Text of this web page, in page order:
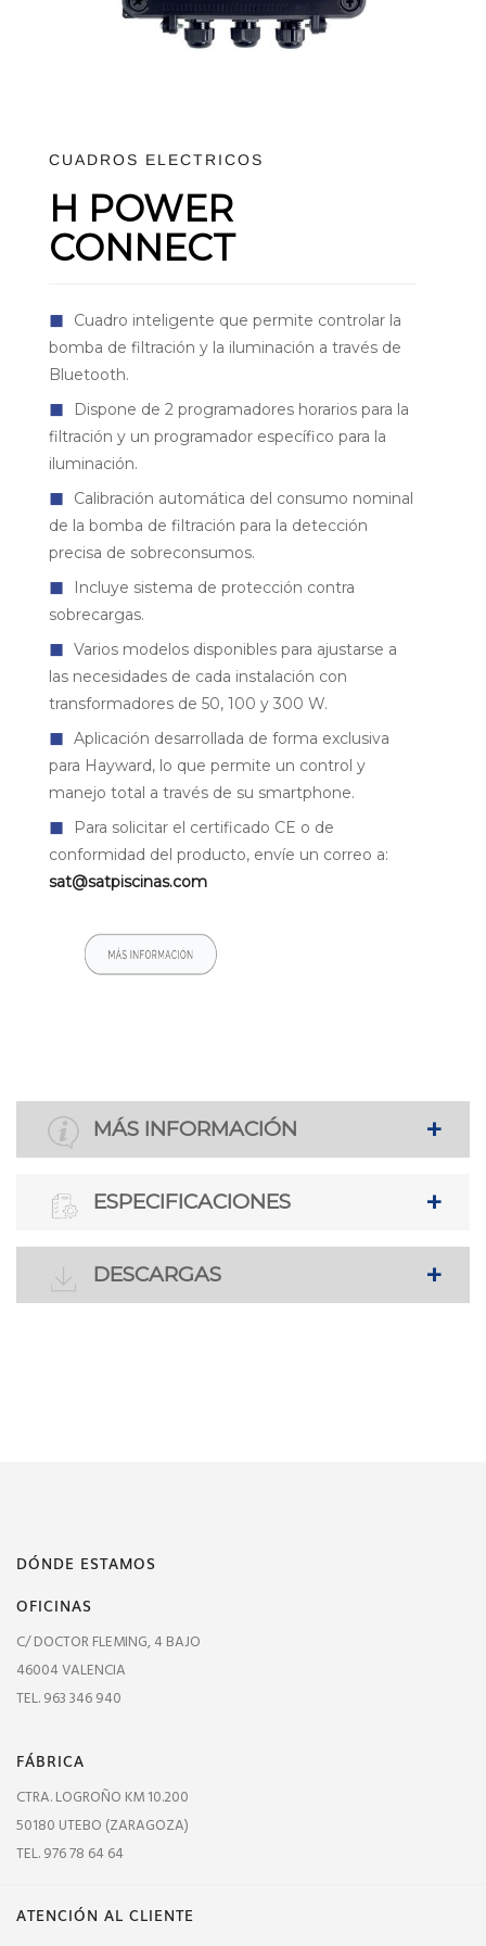
CUADROS ELECTRICOS
H POWER
CONNECT
◼
Cuadro inteligente que permite controlar la
bomba de filtración y la iluminación a través de
Bluetooth.
◼
Dispone de 2 programadores horarios para la
filtración y un programador específico para la
iluminación.
◼
Calibración automática del consumo nominal
de la bomba de filtración para la detección
precisa de sobreconsumos.
◼
Incluye sistema de protección contra
sobrecargas.
◼ Varios modelos disponibles para ajustarse a
las necesidades de cada instalación con
transformadores de 50, 100 y 300 W.
◼ Aplicación desarrollada de forma exclusiva
para Hayward, lo que permite un control y
manejo total a través de su smartphone.
◼
Para solicitar el certificado CE o de
conformidad del producto, envíe un correo a:
sat@satpiscinas.com
MÁS INFORMACIÓN
ESPECIFICACIONES
DESCARGAS
DÓNDE ESTAMOS
OFICINAS
C/ DOCTOR FLEMING, 4 BAJO
46004 VALENCIA
TEL. 963 346 940
FÁBRICA
CTRA. LOGROÑO KM 10.200
50180 UTEBO (ZARAGOZA)
TEL. 976 78 64 64
ATENCIÓN AL CLIENTE